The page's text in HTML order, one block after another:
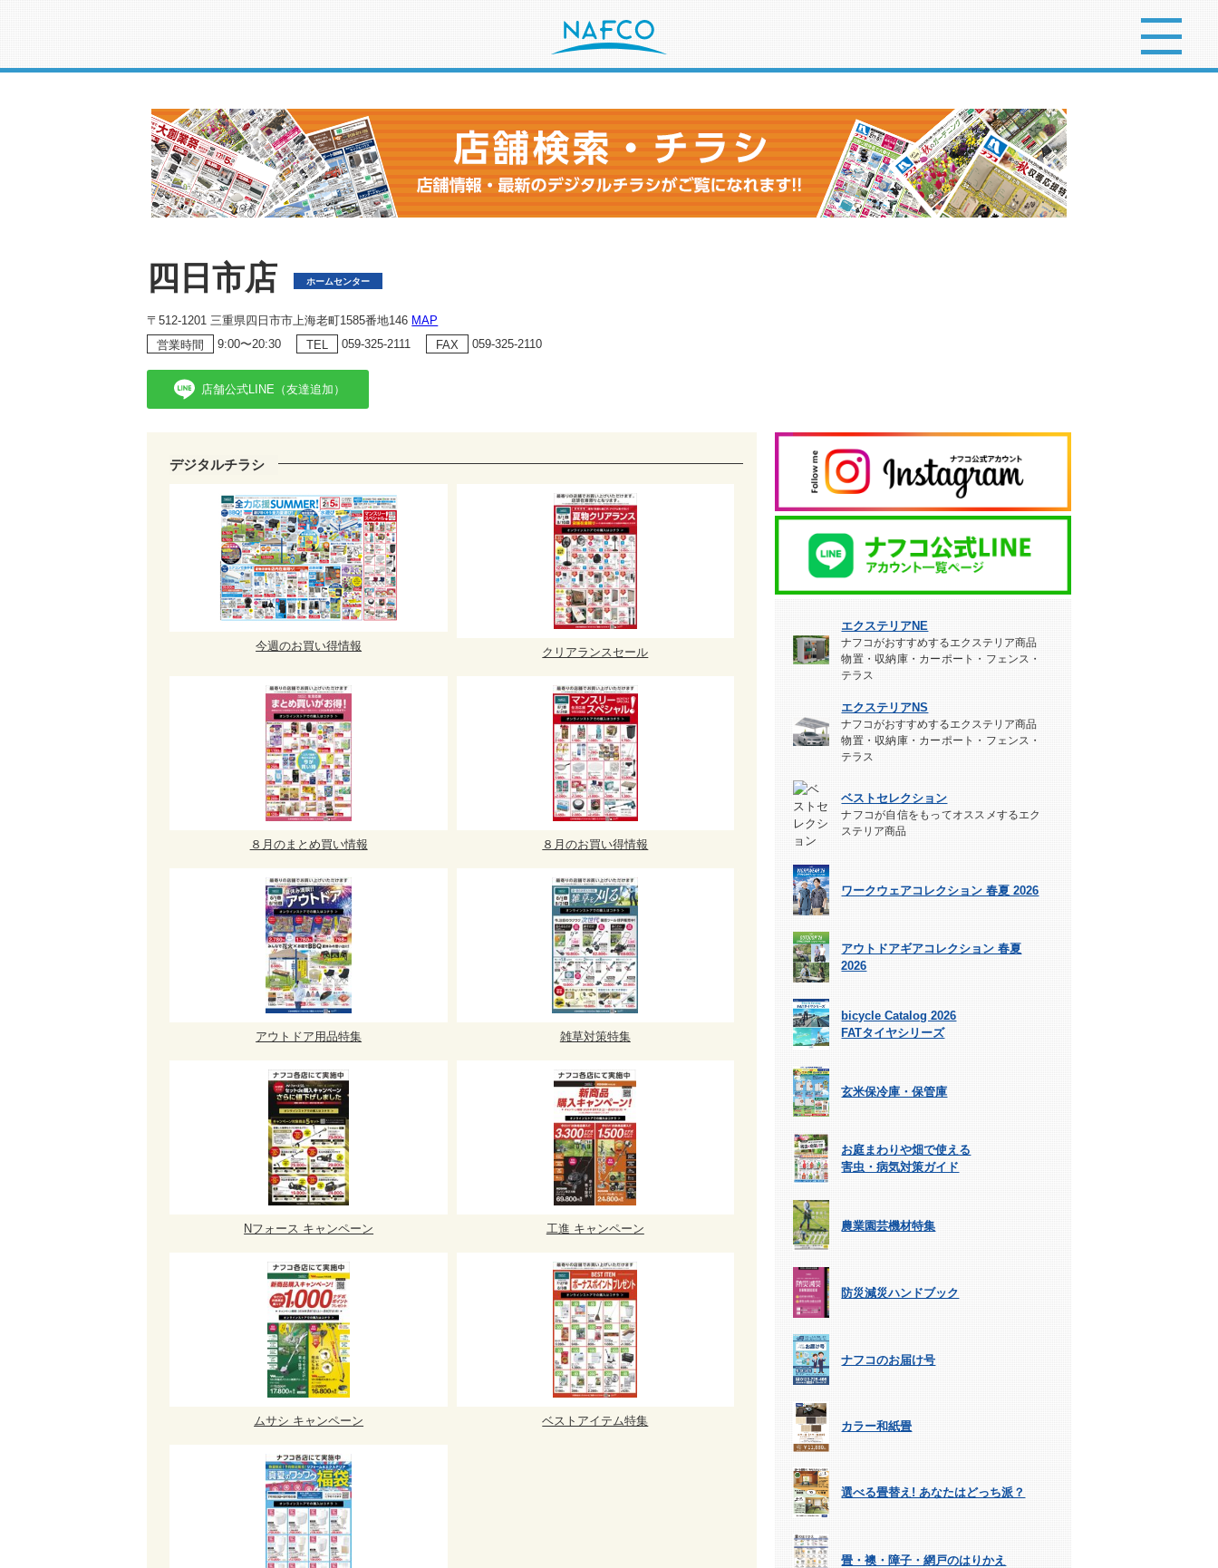
四日市店 ホームセンター
〒512-1201 三重県四日市市上海老町1585番地146 MAP
営業時間
9:00〜20:30 TEL 059-325-2111 FAX 059-325-2110
店舗公式LINE（友達追加）
デジタルチラシ
今週のお買い得情報 クリアランスセール
８月のまとめ買い情報 ８月のお買い得情報
アウトドア用品特集 雑草対策特集
Nフォース キャンペーン 工進 キャンペーン
ムサシ キャンペーン ベストアイテム特集
エクステリアNE
ナフコがおすすめするエクステリア商品
物置・収納庫・カーポート・フェンス・
テラス
エクステリアNS
ナフコがおすすめするエクステリア商品
物置・収納庫・カーポート・フェンス・
テラス
ベストセレクション
ナフコが自信をもってオススメするエク
ステリア商品
ワークウェアコレクション 春夏 2026
アウトドアギアコレクション 春夏
2026
bicycle Catalog 2026
FATタイヤシリーズ
玄米保冷庫・保管庫
お庭まわりや畑で使える
害虫・病気対策ガイド
農業園芸機材特集
防災減災ハンドブック
ナフコのお届け号
カラー和紙畳
選べる畳替え! あなたはどっち派？
畳・襖・障子・網戸のはりかえ